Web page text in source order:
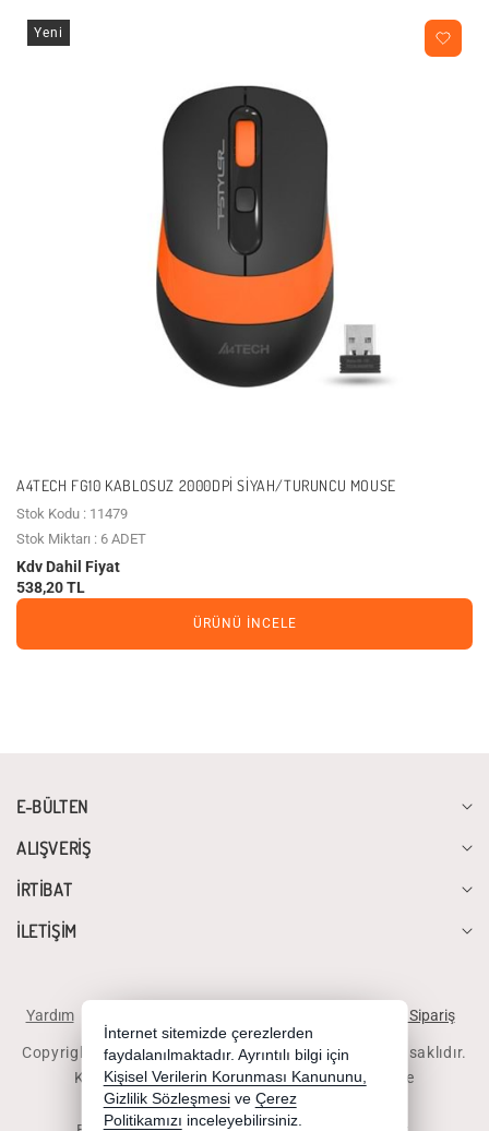
Yeni
A4TECH FG10 KABLOSUZ 2000DPI SIYAH/TURUNCU MOUSE
Stok Kodu : 11479
Stok Miktarı : 6 ADET
Kdv Dahil Fiyat
538,20 TL
ÜRÜNÜ İNCELE
E-BÜLTEN
ALIŞVERİŞ
İRTİBAT
İLETİŞİM
Yardım Telefonla Sipariş
Copyright 2026 diyalogbilgisayar.com - Tüm hakları saklıdır.
Kredi kartı bilgileriniz 256bit SSL sertifikası ile
korunmaktadır.
İnternet sitemizde çerezlerden
faydalanılmaktadır. Ayrıntılı bilgi için
Kişisel Verilerin Korunması Kanununu,
Gizlilik Sözleşmesi ve Çerez
Politikamızı inceleyebilirsiniz.